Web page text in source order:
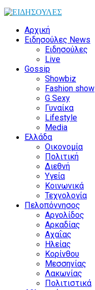
Αρχική
Ειδησούλες News
Ειδησούλες
Live
Gossip
Showbiz
Fashion show
G Sexy
Γυναίκα
Lifestyle
Media
Ελλάδα
Οικονομία
Πολιτική
Διεθνή
Υγεία
Κοινωνικά
Τεχνολογία
Πελοπόννησος
Αργολίδος
Αρκαδίας
Αχαΐας
Ηλείας
Κορίνθου
Μεσσηνίας
Λακωνίας
Πολιτιστικά